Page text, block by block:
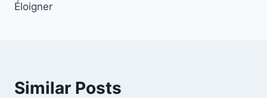
Éloigner
Similar Posts